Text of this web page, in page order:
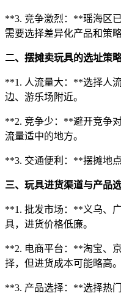
**3. 竞争激烈：**瑶海区
需要选择差异化产品和策略
二、摆摊卖玩具的选址策
**1. 人流量大：**选择人
边、游乐场附近。
**2. 竞争少：**避开竞争
流量适中的地方。
**3. 交通便利：**摆摊地
三、玩具进货渠道与产品
**1. 批发市场：**义乌、
具，进货价格低廉。
**2. 电商平台：**淘宝、
择，但进货成本可能略高。
**3. 产品选择：**选择热